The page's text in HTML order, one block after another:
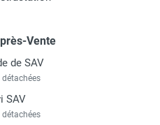
Vente
de SAV
détachées
SAV
détachées